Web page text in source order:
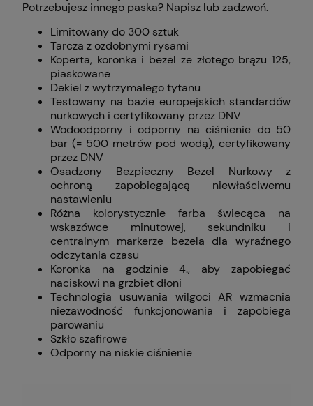
Potrzebujesz innego paska? Napisz lub zadzwoń.
Limitowany do 300 sztuk
Tarcza z ozdobnymi rysami
Koperta, koronka i bezel ze złotego brązu 125,
piaskowane
Dekiel z wytrzymałego tytanu
Testowany na bazie europejskich standardów
nurkowych i certyfikowany przez DNV
Wodoodporny i odporny na ciśnienie do 50
bar (= 500 metrów pod wodą), certyfikowany
przez DNV
Osadzony Bezpieczny Bezel Nurkowy z
ochroną zapobiegającą niewłaściwemu
nastawieniu
Różna kolorystycznie farba świecąca na
wskazówce minutowej, sekundniku i
centralnym markerze bezela dla wyraźnego
odczytania czasu
Koronka na godzinie 4., aby zapobiegać
naciskowi na grzbiet dłoni
Technologia usuwania wilgoci AR wzmacnia
niezawodność funkcjonowania i zapobiega
parowaniu
Szkło szafirowe
Odporny na niskie ciśnienie